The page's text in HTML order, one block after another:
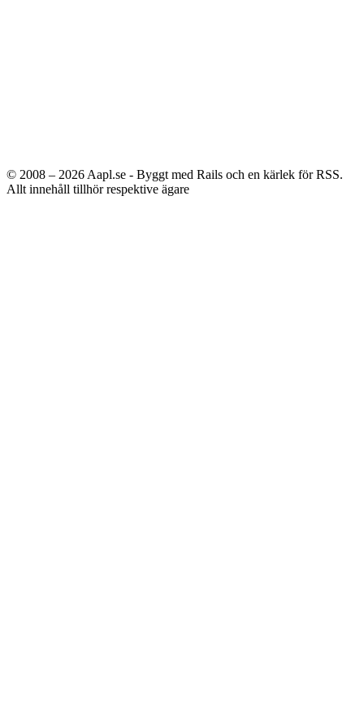
© 2008 – 2026 Aapl.se - Byggt med Rails och en kärlek för RSS.
Allt innehåll tillhör respektive ägare